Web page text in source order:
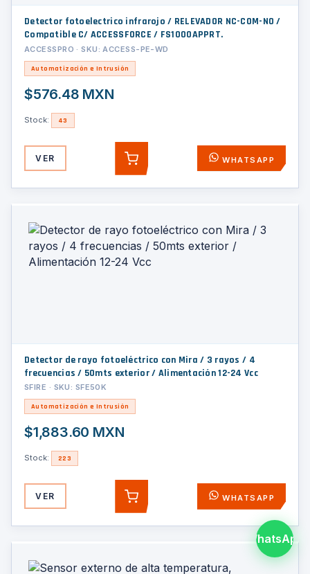
Detector fotoelectrico infrarojo / RELEVADOR NC-COM-NO /
Compatible C/ ACCESSFORCE / FS1000APPRT.
ACCESSPRO · SKU: ACCESS-PE-WD
Automatización e Intrusión
$576.48 MXN
Stock: 43
VER AGREGAR WHATSAPP
Detector de rayo fotoeléctrico con Mira / 3 rayos / 4
frecuencias / 50mts exterior / Alimentación 12-24 Vcc
SFIRE · SKU: SFE50K
Automatización e Intrusión
$1,883.60 MXN
Stock: 223
VER AGREGAR WHATSAPP
WhatsApp